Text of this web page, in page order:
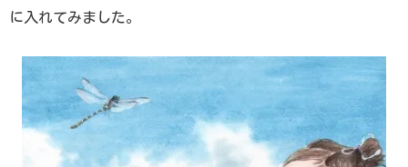
に入れてみました。